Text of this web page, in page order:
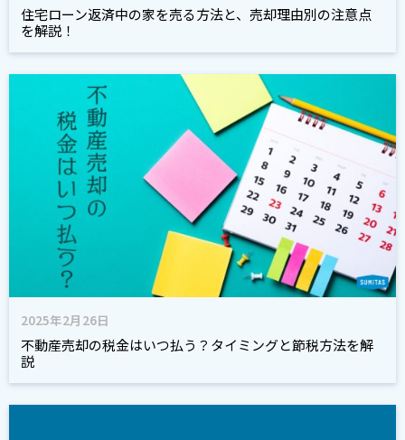
住宅ローン返済中の家を売る方法と、売却理由別の注意点
を解説！
2025年2月26日
不動産売却の税金はいつ払う？タイミングと節税方法を解
説